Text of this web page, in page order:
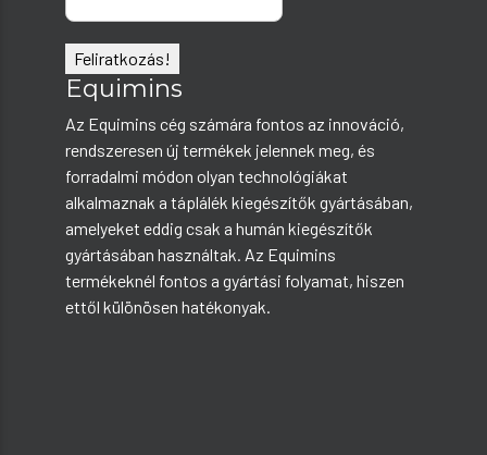
Equimins
Az Equimins cég számára fontos az innováció,
rendszeresen új termékek jelennek meg, és
forradalmi módon olyan technológiákat
alkalmaznak a táplálék kiegészítők gyártásában,
amelyeket eddig csak a humán kiegészítők
gyártásában használtak. Az Equimins
termékeknél fontos a gyártási folyamat, hiszen
ettől különösen hatékonyak.